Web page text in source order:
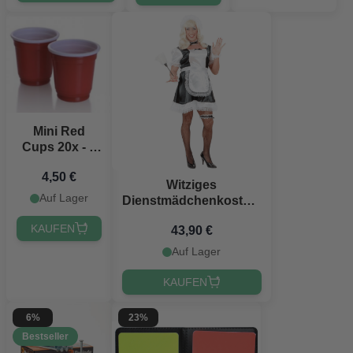
Mini Red
Cups 20x - 6
4,50 €
Auf Lager
KAUFEN
Witziges
Dienstmädchenkostüm
43,90 €
Auf Lager
KAUFEN
6%
Bestseller
23%